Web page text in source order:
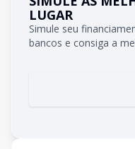
LUGAR
Simule seu
bancos e consiga a